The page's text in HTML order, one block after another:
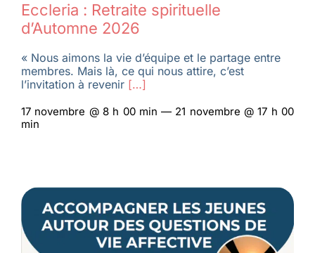
Eccleria : Retraite spirituelle
d’Automne 2026
« Nous aimons la vie d’équipe et le partage entre
membres. Mais là, ce qui nous attire, c’est
l’invitation à revenir[…]
17 novembre @ 8 h 00 min — 21 novembre @ 17 h 00
min